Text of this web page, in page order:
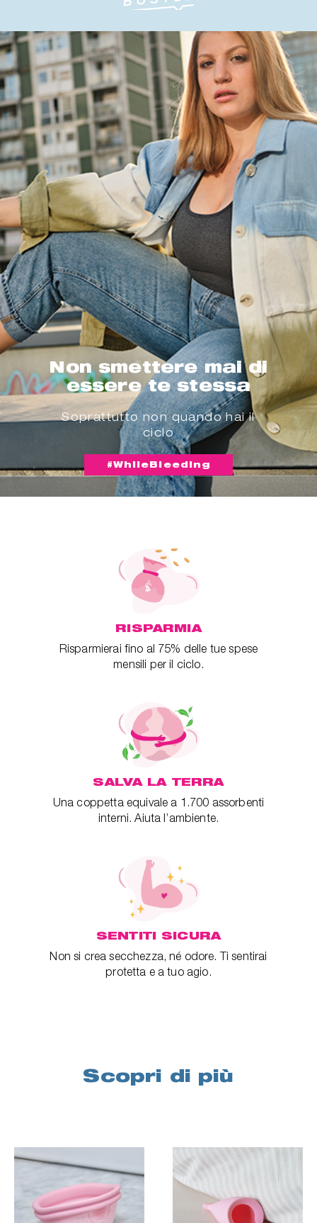
Non smettere mai di
essere te stessa
Soprattutto non quando hai il
ciclo
#WhileBleeding
RISPARMIA
Risparmierai fino al 75% delle tue spese
mensili per il ciclo.
SALVA LA TERRA
Una coppetta equivale a 1.700 assorbenti
interni. Aiuta l’ambiente.
SENTITI SICURA
Non si crea secchezza, né odore. Ti sentirai
protetta e a tuo agio.
Scopri di più